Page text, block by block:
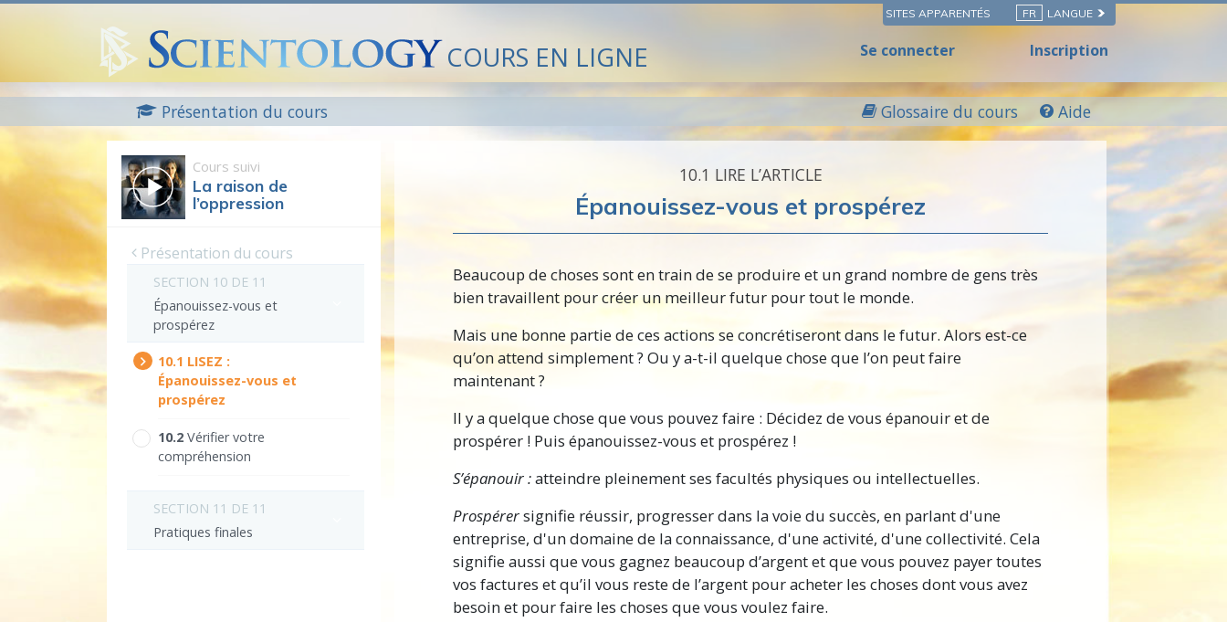
SITES APPARENTÉS FR LANGUE
COURS EN LIGNE Se connecter Inscription
Présentation du cours Glossaire du cours Aide
Cours suivi
La raison de
l’oppression
Présentation du cours
SECTION 10 DE 11
Épanouissez-vous et
prospérez
10.‎1 LISEZ :
Épanouissez-vous et
prospérez
10.‎2 Vérifier votre
compréhension
SECTION 11 DE 11
Pratiques finales
10.‎1 LIRE L’ARTICLE
Épanouissez-vous et prospérez
Beaucoup de choses sont en train de se produire et un grand nombre de gens très
bien travaillent pour créer un meilleur futur pour tout le monde.
Mais une bonne partie de ces actions se concrétiseront dans le futur. Alorsest-ce
qu’on attend simplement ? Ou ya-t-il quelque chose que l’on peut faire
maintenant ?
Il y a quelque chose que vous pouvez faire : Décidez de vous épanouir et de
prospérer ! Puis épanouissez-vous et prospérez !
S’épanouir :atteindre pleinement ses facultés physiques ou intellectuelles.
Prospérersignifie réussir, progresser dans la voie du succès, en parlant d'une
entreprise, d'un domaine de la connaissance, d'une activité, d'une collectivité. Cela
signifie aussi que vous gagnez beaucoup d’argent et que vous pouvez payer toutes
vos factures et qu’il vous reste de l’argent pour acheter les choses dont vous avez
besoin et pour faire les choses que vous voulez faire.